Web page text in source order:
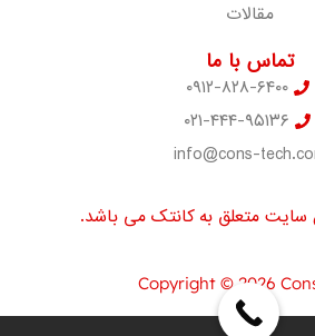
مقالات
تماس با ما
۰۹۱۲-۸۲۸-۶۴۰۰
۰۲۱-۴۴۴-۹۵۱۳۶
info@cons-
سایت متعلق به کانتک می باشد.
Copyright © 2026